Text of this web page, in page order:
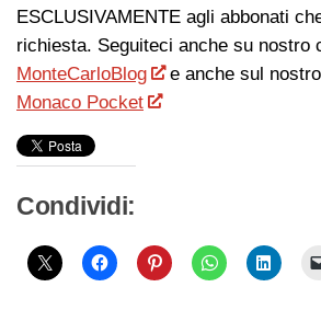
ESCLUSIVAMENTE agli abbonati
richiesta. Seguiteci anche su nostro
MonteCarloBlog
e anche sul
Monaco Pocket
Condividi: